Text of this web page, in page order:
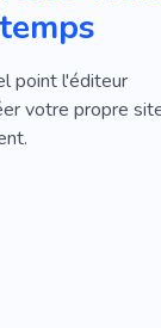
point l'éditeur
votre propre